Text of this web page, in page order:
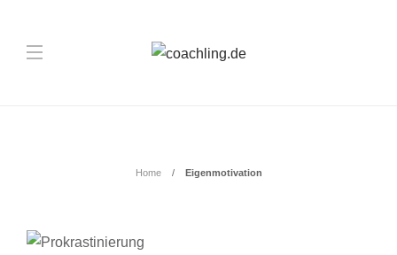
Home Eigenmotivation